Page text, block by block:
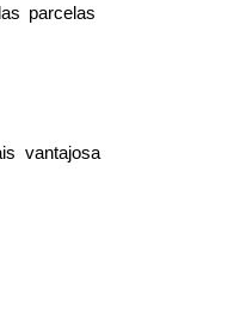
parcelas
vantajosa